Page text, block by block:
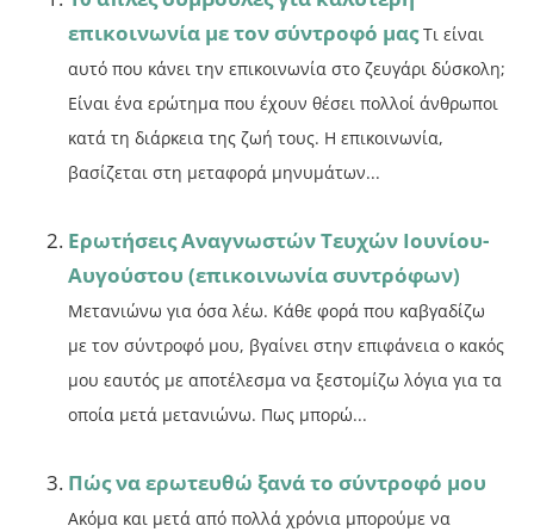
επικοινωνία με τον σύντροφό μας Τι είναι
αυτό που κάνει την επικοινωνία στο ζευγάρι δύσκολη;
Είναι ένα ερώτημα που έχουν θέσει πολλοί άνθρωποι
κατά τη διάρκεια της ζωή τους. Η επικοινωνία,
βασίζεται στη μεταφορά μηνυμάτων...
Ερωτήσεις Αναγνωστών Τευχών Ιουνίου-
Αυγούστου (επικοινωνία συντρόφων)
Μετανιώνω για όσα λέω. Κάθε φορά που καβγαδίζω
με τον σύντροφό μου, βγαίνει στην επιφάνεια ο κακός
μου εαυτός με αποτέλεσμα να ξεστομίζω λόγια για τα
οποία μετά μετανιώνω. Πως μπορώ...
Πώς να ερωτευθώ ξανά το σύντροφό μου
Ακόμα και μετά από πολλά χρόνια μπορούμε να